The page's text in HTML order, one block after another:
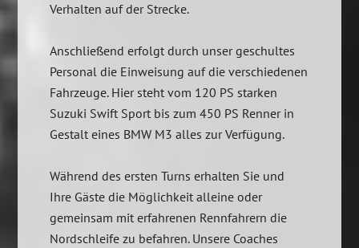
Verhalten auf der Strecke.
Anschließend erfolgt durch unser geschultes
Personal die Einweisung auf die verschiedenen
Fahrzeuge. Hier steht vom 120 PS starken
Suzuki Swift Sport bis zum 450 PS Renner in
Gestalt eines BMW M3 alles zur Verfügung.
Während des ersten Turns erhalten Sie und
Ihre Gäste die Möglichkeit alleine oder
gemeinsam mit erfahrenen Rennfahrern die
Nordschleife zu befahren. Unsere Coaches